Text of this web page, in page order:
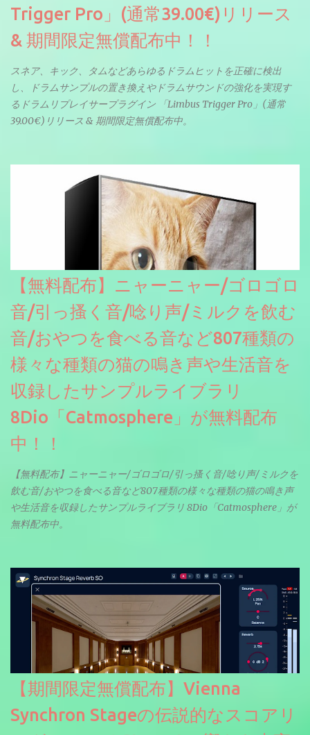
Trigger Pro」(通常39.00€)リリース
& 期間限定無償配布中！！
スネア、キック、タムなどあらゆるドラムヒットを正確に検出
し、ドラムサンプルの置き換えやドラムサウンドの強化を実現す
るドラムリプレイサープラグイン 「Limbus Trigger Pro」(通常
39.00€)リリース & 期間限定無償配布中。
【無料配布】ニャーニャー/ゴロゴロ
音/引っ搔く音/唸り声/ミルクを飲む
音/おやつを食べる音など807種類の
様々な種類の猫の鳴き声や生活音を
収録したサンプルライブラリ
8Dio「Catmosphere」が無料配布
中！！
【無料配布】ニャーニャー/ゴロゴロ/引っ搔く音/唸り声/ミルクを
飲む音/おやつを食べる音など807種類の様々な種類の猫の鳴き声
や生活音を収録したサンプルライブラリ 8Dio「Catmosphere」が
無料配布中。
【期間限定無償配布】Vienna
Synchron Stageの伝説的なスコアリ